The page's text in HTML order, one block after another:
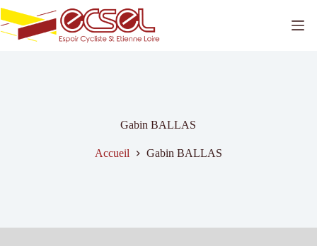
Passer
au
contenu
Gabin BALLAS
Accueil Gabin BALLAS